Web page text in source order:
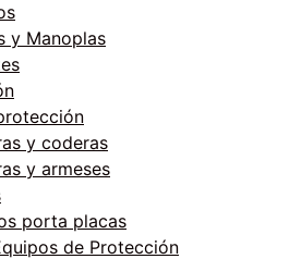
y Manoplas
y coderas
y armeses
porta placas
de Protección